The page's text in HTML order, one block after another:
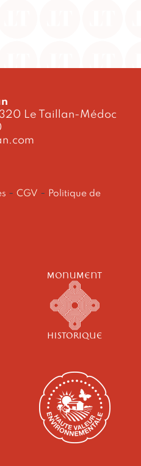
Le Taillan-Médoc
- CGV - Politique de